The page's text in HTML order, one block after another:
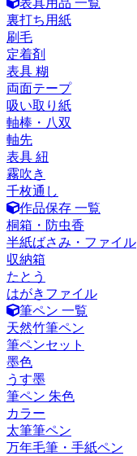
裏打ち用紙
刷毛
定着剤
表具 糊
両面テープ
吸い取り紙
軸棒・八双
軸先
表具 紐
霧吹き
千枚通し
作品保存 一覧
桐箱・防虫香
半紙ばさみ・ファイル
収納箱
たとう
はがきファイル
筆ペン 一覧
天然竹筆ペン
筆ペンセット
墨色
うす墨
筆ペン 朱色
カラー
太筆筆ペン
万年毛筆・手紙ペン